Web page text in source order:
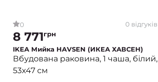
0 0 відгуків
8 771грн
IKEA Мийка HAVSEN (ИКЕА ХАВСЕН)
Вбудована раковина, 1 чаша, білий,
53x47 см